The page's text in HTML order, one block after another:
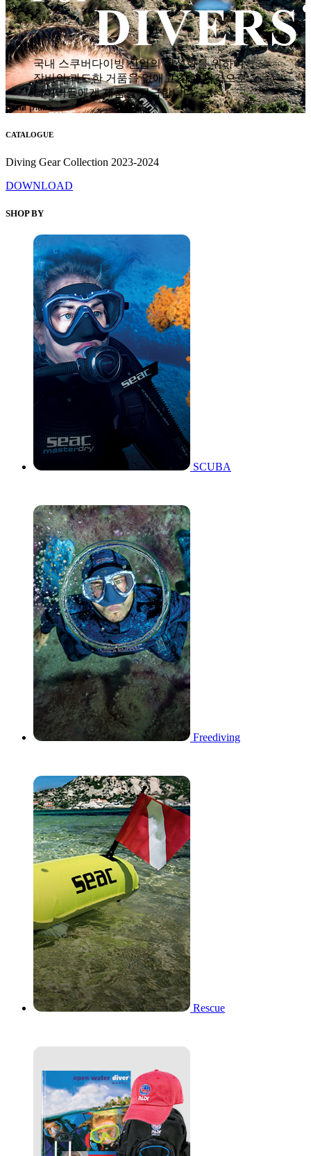
국내 스쿠버다이빙 산업의 활성화를 위하여
장비의 과도한 거품을 없애고 착한 가격으로
다이버들에게 제품을 공급합니다.
hana plaza
CATALOGUE
Diving Gear Collection 2023-2024
DOWNLOAD
SHOP BY
SCUBA
Freediving
Rescue